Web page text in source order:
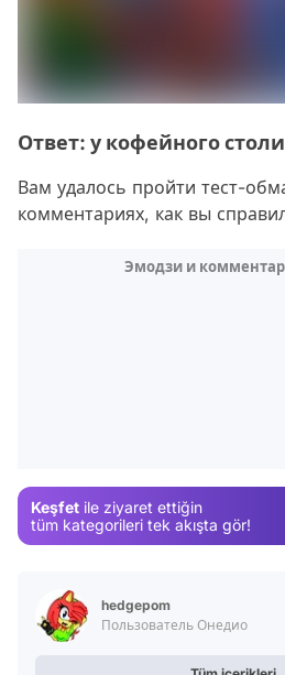
Ответ: у кофейного
Вам удалось пройти тест-
комментариях, как вы
Эмодзи и
Keşfet ile ziyaret ettiğin
tüm kategorileri tek akışta gör!
hedgepom
Пользователь Онедио